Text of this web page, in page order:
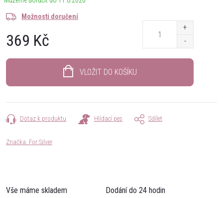
Možnosti doručení
369 Kč
VLOŽIT DO KOŠÍKU
Dotaz k produktu Hlídací pes Sdílet
Značka: For Silver
Vše máme skladem Dodání do 24 hodin